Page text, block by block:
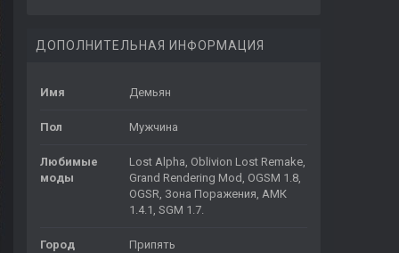
ДОПОЛНИТЕЛЬНАЯ ИНФОРМАЦИЯ
Имя Демьян
Пол Мужчина
Любимые
моды
Lost Alpha, Oblivion Lost Remake,
Grand Rendering Mod, OGSM 1.8,
OGSR, Зона Поражения, АМК
1.4.1, SGM 1.7.
Город Припять